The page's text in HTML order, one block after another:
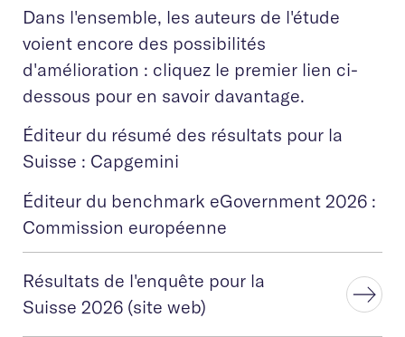
Dans l'ensemble, les auteurs de l'étude
voient encore des possibilités
d'amélioration : cliquez le premier lien ci-
dessous pour en savoir davantage.
Éditeur du résumé des résultats pour la
Suisse : Capgemini
Éditeur du benchmark eGovernment 2026 :
Commission européenne
Résultats de l'enquête pour la
Suisse 2026 (site web)